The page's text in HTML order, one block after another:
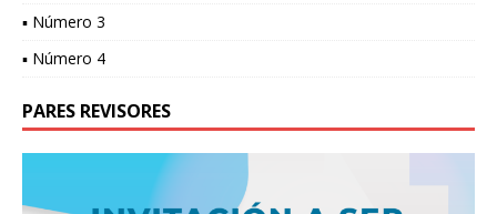
▪ Número 3
▪ Número 4
PARES REVISORES